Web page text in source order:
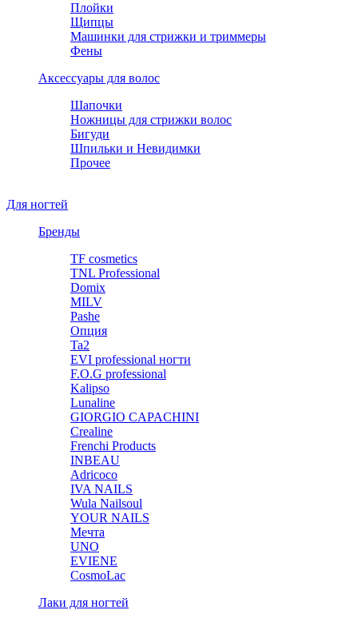
Плойки
Щипцы
Машинки для стрижки и триммеры
Фены
Аксессуары для волос
Шапочки
Ножницы для стрижки волос
Бигуди
Шпильки и Невидимки
Прочее
Для ногтей
Бренды
TF cosmetics
TNL Professional
Domix
MILV
Pashe
Опция
Ta2
EVI professional ногти
F.O.G professional
Kalipso
Lunaline
GIORGIO CAPACHINI
Crealine
Frenchi Products
INBEAU
Adricoco
IVA NAILS
Wula Nailsoul
YOUR NAILS
Мечта
UNO
EVIENE
CosmoLac
Лаки для ногтей